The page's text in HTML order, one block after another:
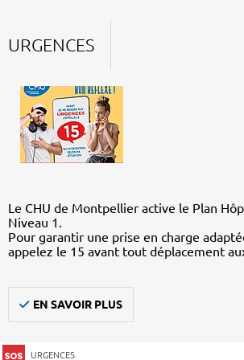
URGENCES
Le CHU de Montpellier active le Plan
Niveau 1.
Pour garantir une prise en charge
appelez le 15 avant tout déplacement
EN SAVOIR PLUS
URGENCES